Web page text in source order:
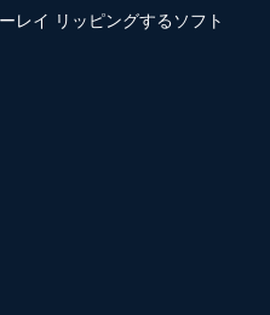
レイ リッピングするソフト